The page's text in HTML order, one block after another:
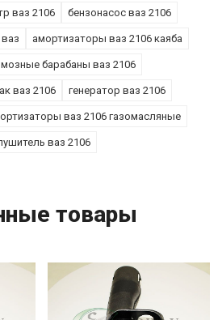
ваз 2106 бензонасос ваз 2106
амортизаторы ваз 2106 каяба
барабаны ваз 2106
ваз 2106 генератор ваз 2106
ваз 2106 газомасляные
ваз 2106
товары